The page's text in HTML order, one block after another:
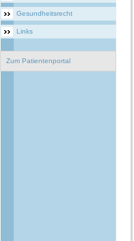
Gesundheitsrecht
Links
Zum Patientenportal